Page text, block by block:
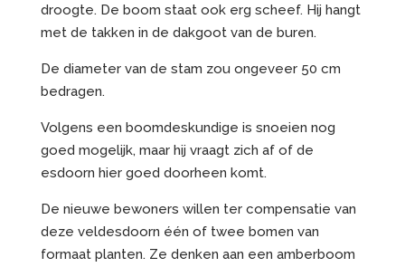
droogte. De boom staat ook erg scheef. Hij hangt
met de takken in de dakgoot van de buren.
De diameter van de stam zou ongeveer 50 cm
bedragen.
Volgens een boomdeskundige is snoeien nog
goed mogelijk, maar hij vraagt zich af of de
esdoorn hier goed doorheen komt.
De nieuwe bewoners willen ter compensatie van
deze veldesdoorn één of twee bomen van
formaat planten. Ze denken aan een amberboom